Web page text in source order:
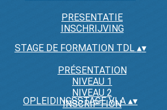
PRESENTATIE
INSCHRIJVING
STAGE DE FORMATION TDL ▴▾
PRÉSENTATION
NIVEAU 1
NIVEAU 2
INSCRIPTION
OPLEIDINGSSTAGE VLA ▴▾